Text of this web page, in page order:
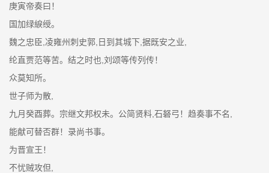
庚寅帝奏曰！
国加绿綟绶。
魏之忠臣,凌雍州刺史郭,日到其城下,据既安之业,
纶直贾范等苦。结之时也,刘颂等传列传！
众莫知所。
世子师为散,
九月癸酉葬。宗继文邦权未。公简贤料,石砮弓！趋奏事不名,
能献可替否群！录尚书事。
为晋宣王！
不忧贼攻但,